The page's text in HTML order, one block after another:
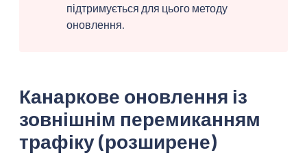
підтримується для цього методу
оновлення.
Канаркове оновлення із
зовнішнім перемиканням
трафіку (розширене)